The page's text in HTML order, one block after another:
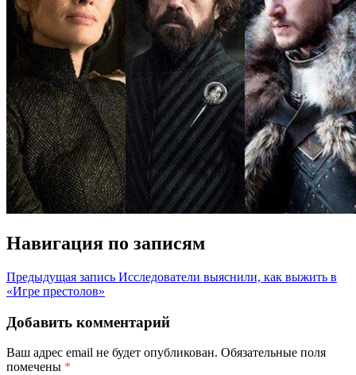
Навигация по записям
Предыдущая запись Исследователи выяснили, как выжить в
«Игре престолов»
Добавить комментарий
Ваш адрес email не будет опубликован. Обязательные поля
помечены *